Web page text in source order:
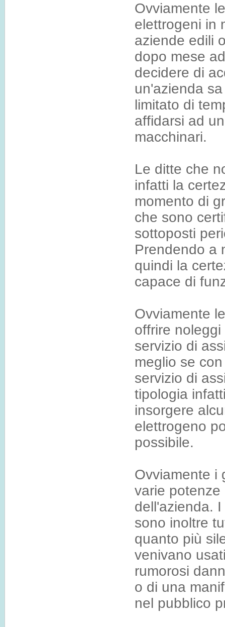
Ovviamente
elettrogeni in
aziende edili
dopo mese
decidere di
un'azienda
limitato di
affidarsi ad
macchinari.
Le ditte che
infatti la
momento di
che sono
sottoposti
Prendendo a
quindi la
capace di
Ovviamente
offrire
servizio di
meglio se
servizio di
tipologia
insorgere
elettrogeno
possibile.
Ovviamente i
varie
dell'azienda.
sono inoltre
quanto più
venivano
rumorosi
o di una
nel pubblico